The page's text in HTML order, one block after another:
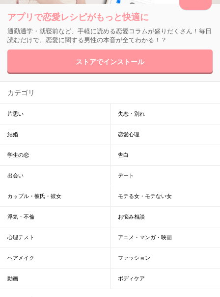
アプリで恋愛レシピがもっと快適に
通勤通学・就寝前など、手軽に読める恋愛コラムが盛りだくさん！毎日
読むだけで、恋愛に関する男性の本音が全てわかる！？
ストアでインストール
カテゴリ
片思い 失恋・別れ
結婚 恋愛心理
学生の恋 告白
出会い デート
カップル・彼氏・彼女 モテる女・モテない女
浮気・不倫 お悩み相談
心理テスト アニメ・マンガ・映画
ヘアメイク ファッション
動画 ボディケア